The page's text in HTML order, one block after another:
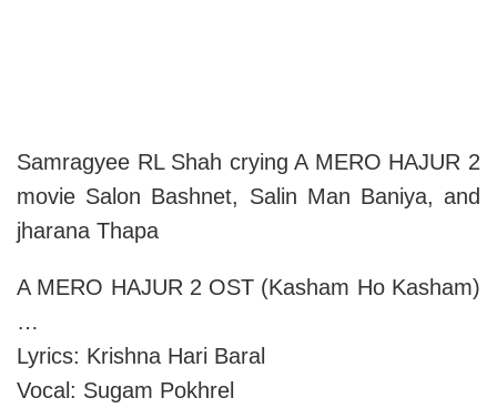
Samragyee RL Shah crying A MERO HAJUR 2
movie Salon Bashnet, Salin Man Baniya, and
jharana Thapa
A MERO HAJUR 2 OST (Kasham Ho Kasham)
…
Lyrics: Krishna Hari Baral
Vocal: Sugam Pokhrel